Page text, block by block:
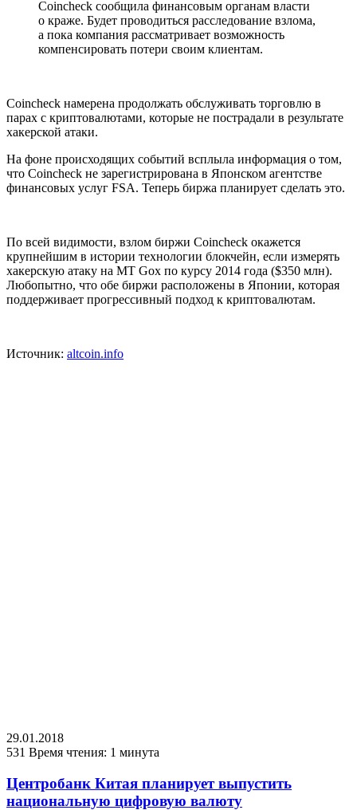
Coincheck сообщила финансовым органам власти
о краже. Будет проводиться расследование взлома,
а пока компания рассматривает возможность
компенсировать потери своим клиентам.
Coincheck намерена продолжать обслуживать торговлю в
парах с криптовалютами, которые не пострадали в результате
хакерской атаки.
На фоне происходящих событий всплыла информация о том,
что Coincheck не зарегистрирована в Японском агентстве
финансовых услуг FSA. Теперь биржа планирует сделать это.
По всей видимости, взлом биржи Coincheck окажется
крупнейшим в истории технологии блокчейн, если измерять
хакерскую атаку на MT Gox по курсу 2014 года ($350 млн).
Любопытно, что обе биржи расположены в Японии, которая
поддерживает прогрессивный подход к криптовалютам.
Источник: altcoin.info
29.01.2018
531 Время чтения: 1 минута
Центробанк Китая планирует выпустить
национальную цифровую валюту